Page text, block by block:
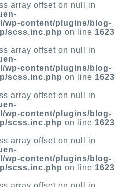
array offset on null in
wp-content/plugins/blog-
scss.inc.php on line 1623
array offset on null in
wp-content/plugins/blog-
scss.inc.php on line 1623
array offset on null in
wp-content/plugins/blog-
scss.inc.php on line 1623
array offset on null in
wp-content/plugins/blog-
scss.inc.php on line 1623